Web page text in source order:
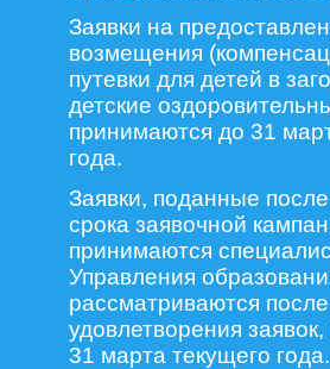
Заявки на
возмещения
путевки для детей в
детские
принимаются до 31
года.
Заявки, поданные
срока заявочной
принимаются
Управления
рассматриваются после
удовлетворения
31 марта текущего года.